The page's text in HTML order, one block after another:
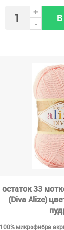
+
-
В
остаток 33
(Diva Alize)
100% микрофибра